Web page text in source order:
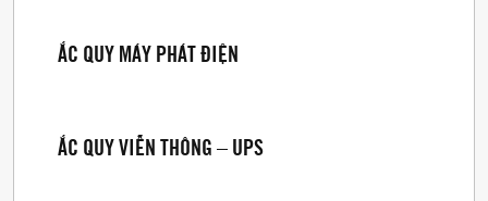
ẮC QUY MÁY PHÁT ĐIỆN
ẮC QUY VIỄN THÔNG – UPS